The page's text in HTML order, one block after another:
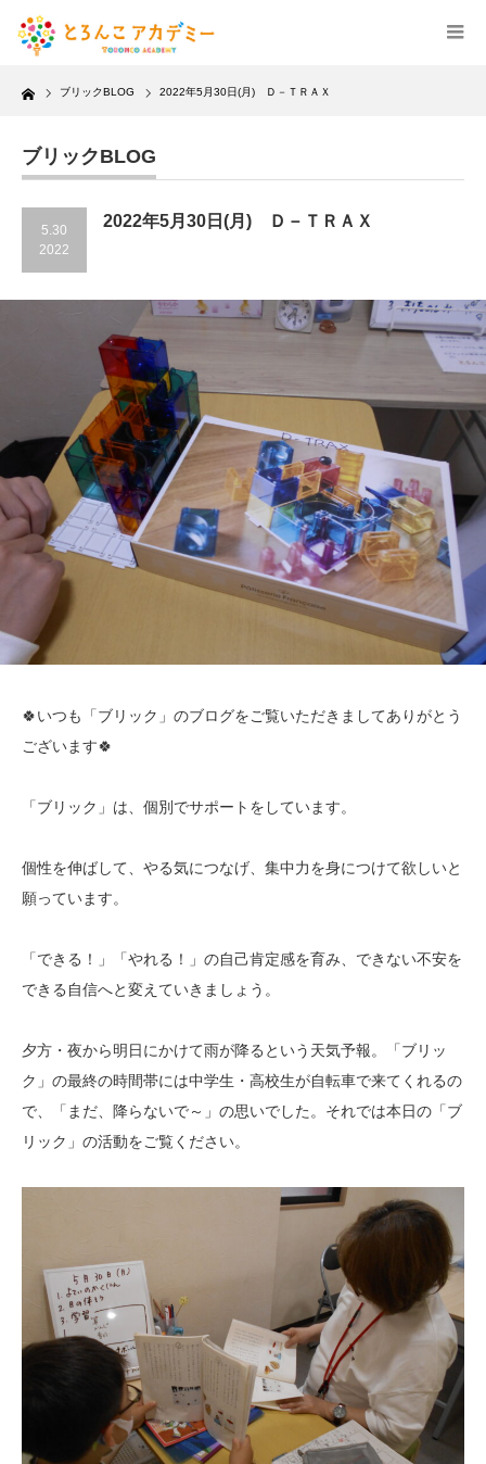
Home ブリックBLOG 2022年5月30日(月) Ｄ－ＴＲＡＸ
ブリックBLOG
5.30
2022
2022年5月30日(月) Ｄ－ＴＲＡＸ
🍀いつも「ブリック」のブログをご覧いただきましてありがとう
ございます🍀
「ブリック」は、個別でサポートをしています。
個性を伸ばして、やる気につなげ、集中力を身につけて欲しいと
願っています。
「できる！」「やれる！」の自己肯定感を育み、できない不安を
できる自信へと変えていきましょう。
夕方・夜から明日にかけて雨が降るという天気予報。「ブリッ
ク」の最終の時間帯には中学生・高校生が自転車で来てくれるの
で、「まだ、降らないで～」の思いでした。それでは本日の「ブ
リック」の活動をご覧ください。